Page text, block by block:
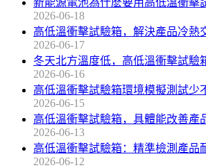
2026-06-18
高低溫衝擊試驗箱，解決產品冷熱
2026-06-17
冬天北方溫度低，高低溫衝擊試驗
2026-06-16
高低溫衝擊試驗箱環境模擬測試少
2026-06-15
高低溫衝擊試驗箱，具體能改善產
2026-06-13
高低溫衝擊試驗箱：精準檢測產品
2026-06-12